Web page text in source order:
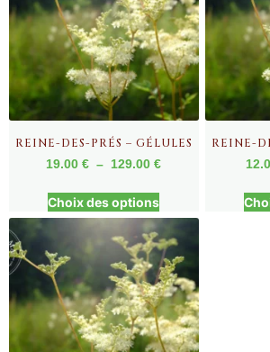
REINE-DES-PRÉS – GÉLULES
19.00€ – 129.00€
Choix des options
REINE-